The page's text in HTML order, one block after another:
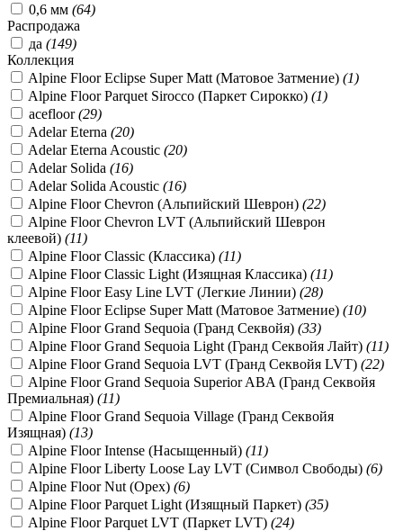
0,6 мм (64)
Распродажа
да (149)
Коллекция
Alpine Floor Eclipse Super Matt (Матовое Затмение) (1)
Alpine Floor Parquet Sirocco (Паркет Сирокко) (1)
acefloor(29)
Adelar Eterna (20)
Adelar Eterna Acoustic (20)
Adelar Solida (16)
Adelar Solida Acoustic (16)
Alpine Floor Chevron (Альпийский Шеврон) (22)
Alpine Floor Chevron LVT (Альпийский Шеврон
клеевой) (11)
Alpine Floor Classic (Классика) (11)
Alpine Floor Classic Light (Изящная Классика) (11)
Alpine Floor Easy Line LVT (Легкие Линии) (28)
Alpine Floor Eclipse Super Matt (Матовое Затмение) (10)
Alpine Floor Grand Sequoia (Гранд Секвойя) (33)
Alpine Floor Grand Sequoia Light (Гранд Секвойя Лайт) (11)
Alpine Floor Grand Sequoia LVT (Гранд Секвойя LVT) (22)
Alpine Floor Grand Sequoia Superior ABA (Гранд Секвойя
Премиальная) (11)
Alpine Floor Grand Sequoia Village (Гранд Секвойя
Изящная) (13)
Alpine Floor Intense (Насыщенный) (11)
Alpine Floor Liberty Loose Lay LVT (Символ Свободы) (6)
Alpine Floor Nut (Орех) (6)
Alpine Floor Parquet Light (Изящный Паркет) (35)
Alpine Floor Parquet LVT (Паркет LVT) (24)